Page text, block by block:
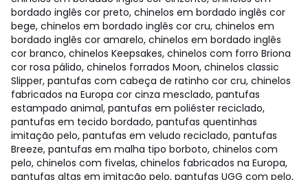
bordado inglês cor preto, chinelos em bordado inglês cor
bege, chinelos em bordado inglês cor cru, chinelos em
bordado inglês cor amarelo, chinelos em bordado inglês
cor branco, chinelos Keepsakes, chinelos com forro Briona
cor rosa pálido, chinelos forrados Moon, chinelos classic
Slipper, pantufas com cabeça de ratinho cor cru, chinelos
fabricados na Europa cor cinza mesclado, pantufas
estampado animal, pantufas em poliéster reciclado,
pantufas em tecido bordado, pantufas quentinhas
imitação pelo, pantufas em veludo reciclado, pantufas
Breeze, pantufas em malha tipo borboto, chinelos com
pelo, chinelos com fivelas, chinelos fabricados na Europa,
pantufas altas em imitação pelo, pantufas UGG com pelo,